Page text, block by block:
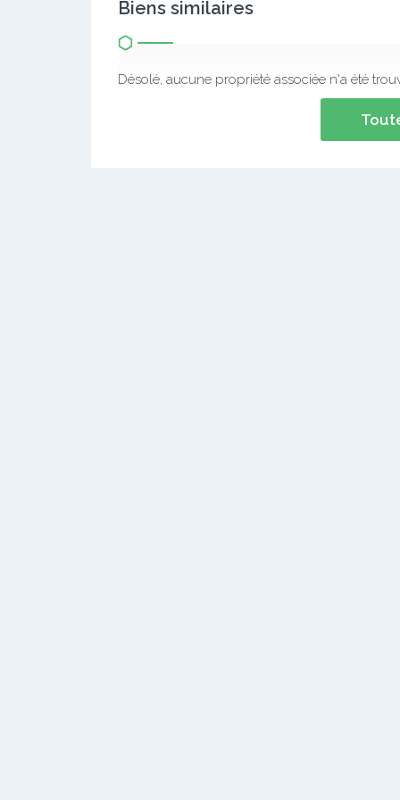
Biens similaires
Désolé, aucune propriété associée n'a été